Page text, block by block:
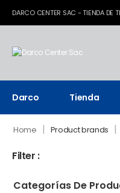
DARCO CENTER SAC - TIENDA DE
Darco Tienda
Home | Product brands |
Filter :
Categorías De